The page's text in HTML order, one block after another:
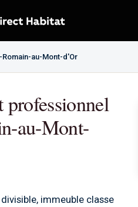
Romain-au-Mont-d'Or
professionnel
au-Mont-
immeuble classe